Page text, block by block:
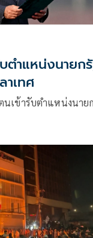
ตำแหน่งนายก
เทศ
เข้ารับตำแหน่งนาย